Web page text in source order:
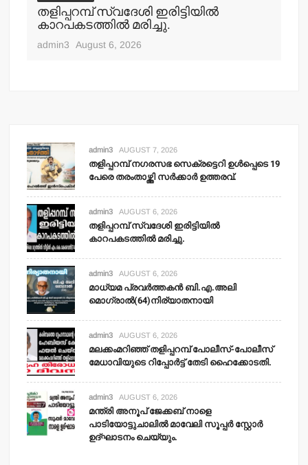
തളിപ്പറമ്പ് സ്വദേശി ഇരിട്ടിയില്‍
കാറപകടത്തില്‍ മരിച്ചു.
admin3 August 6, 2026
admin3 AUGUST 7, 2026
തളിപ്പറമ്പ് നഗരസഭ സെക്രട്ടെറി ഉള്‍പ്പെടെ 19
പേരെ തരംതാഴ്ത്തി സര്‍ക്കാര്‍ ഉത്തരവ്.
admin3 AUGUST 6, 2026
തളിപ്പറമ്പ് സ്വദേശി ഇരിട്ടിയില്‍
കാറപകടത്തില്‍ മരിച്ചു.
admin3 AUGUST 6, 2026
മാധ്യമ പ്രവര്‍ത്തകന്‍ ബി.എ.അലി
മൊഗ്രാല്‍(64)നിര്യാതനായി
admin3 AUGUST 6, 2026
മലക്കംമറിഞ്ഞ് തളിപ്പറമ്പ് പോലീസ്-പോലീസ്
മേധാവിയുടെ റിപ്പോര്‍ട്ട് തേടി ഹൈക്കോടതി.
admin3 AUGUST 6, 2026
മന്ത്രി അനൂപ് ജേക്കബ് നാളെ
പാടിയോട്ടുചാലില്‍ മാവേലി സൂപ്പര്‍ സ്റ്റോര്‍
ഉദ്ഘാടനം ചെയ്യും.